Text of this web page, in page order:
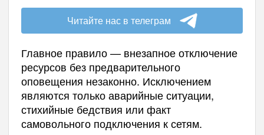
Читайте нас в телеграм
Главное правило — внезапное отключение
ресурсов без предварительного
оповещения незаконно. Исключением
являются только аварийные ситуации,
стихийные бедствия или факт
самовольного подключения к сетям.